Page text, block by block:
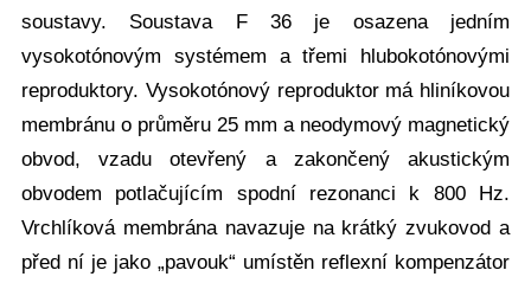
soustavy. Soustava F 36 je osazena jedním
vysokotónovým systémem a třemi hlubokotónovými
reproduktory. Vysokotónový reproduktor má hliníkovou
membránu o průměru 25 mm a neodymový magnetický
obvod, vzadu otevřený a zakončený akustickým
obvodem potlačujícím spodní rezonanci k 800 Hz.
Vrchlíková membrána navazuje na krátký zvukovod a
před ní je jako „pavouk“ umístěn reflexní kompenzátor